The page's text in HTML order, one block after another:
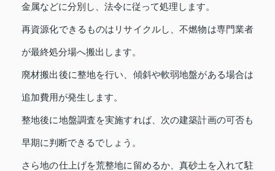
金属などに分別し、法令に従って処理します。
再資源化できるものはリサイクルし、不燃物は専門業者
が最終処分場へ搬出します。
廃材搬出後に整地を行い、傾斜や軟弱地盤がある場合は
追加費用が発生します。
整地後に地盤調査を実施すれば、次の建築計画の可否も
早期に判断できるでしょう。
さら地の仕上げを荒整地に留めるか、真砂土を入れて駐